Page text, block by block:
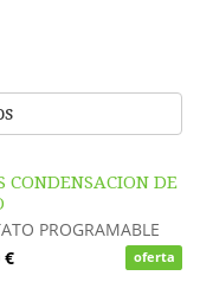
CONDENSACION DE
PROGRAMABLE
€ oferta